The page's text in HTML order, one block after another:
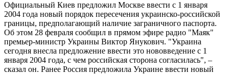
Официальный Киев предложил Москве ввести с 1 января
2004 года новый порядок пересечения украинско-российской
границы, предполагающий наличие заграничного паспорта.
Об этом 28 февраля сообщил в прямом эфире радио "Маяк"
премьер-министр Украины Виктор Янукович. "Украина
сегодня внесла предложение ввести это нововведение с 1
января 2004 года, с чем российская сторона согласилась", –
сказал он. Ранее Россия предложила Украине ввести новый